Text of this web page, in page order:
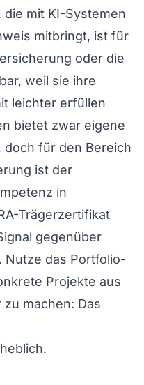
mit KI-Systemen
mitbringt, ist für
oder die
weil sie ihre
leichter erfüllen
bietet zwar eigene
doch für den Bereich
ist der
in
Trägerzertifikat
gegenüber
Nutze das Portfolio-
Projekte aus
machen: Das